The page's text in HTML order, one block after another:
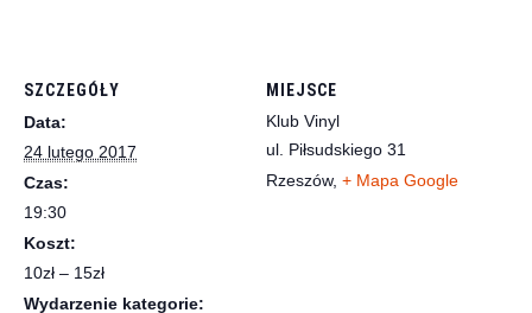
SZCZEGÓŁY
Data:
24 lutego 2017
Czas:
19:30
Koszt:
10zł – 15zł
Wydarzenie kategorie:
MIEJSCE
Klub Vinyl
ul. Piłsudskiego 31
Rzeszów, + Mapa Google